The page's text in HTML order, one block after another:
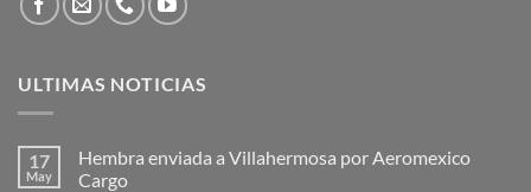
ULTIMAS NOTICIAS
17
May
Hembra enviada a Villahermosa por Aeromexico
Cargo